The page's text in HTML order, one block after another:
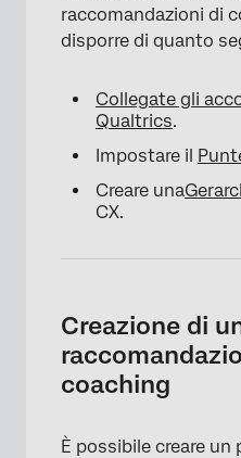
raccomandazioni di
disporre di quanto
Collegate gli
Qualtrics.
Impostare il
Creare una
CX.
Creazione di
coaching
È possibile creare